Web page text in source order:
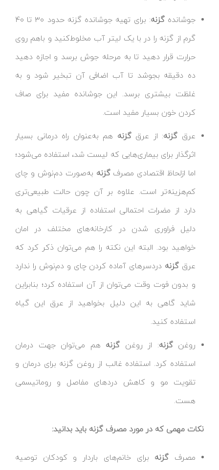
جوشاندهگزنه
: برای تهیه جوشانده گزنه حدود ۳۰ تا ۴۰
گرم از گزنه را در با یک لیتر آب مخلوط‌کنید و باهم روی
حرارت قرار دهید تا به مرحله جوش برسد و اجازه دهید
ده دقیقه بجوشد تا آب اضافی آن تبخیر شود و به
غلظت بیشتری برسد. این جوشانده مفید برای صاف
کردن خون بسیار مفید است.
عرق گزنه: از عرقگزنه هم به‌عنوان راه درمانی بسیار
اثرگذار برای بیماری‌هایی که لیست شد، استفاده می‌شود؛
اما ازلحاظ اقتصادی مصرفگزنه به‌صورت دم‌نوش و چای
کم‌هزینه‌تر است. علاوه بر آن چون حالت طبیعی‌تری
دارد از مضرات احتمالی استفاده از عرقیات گیاهی به
دلیل فراوری شدن در کارخانه‌های مختلف در امان
خواهید بود. البته این نکته را هم می‌توان ذکر کرد که
عرق گزنه دردسرهای آماده کردن چای و دم‌نوش را ندارد
و بدون فوت وقت می‌توان از آن استفاده کرد؛ بنابراین
شاید گاهی به این دلیل بخواهید از عرق این گیاه
استفاده کنید.
روغنگزنه: از روغن گزنه هم می‌توان جهت درمان
استفاده کرد. استفاده غالب از روغن گزنه برای درمان و
تقویت مو و کاهش دردهای مفاصل و روماتیسمی
هست.
نکات مهمی که در مورد مصرف گزنه باید بدانید:
مصرف گزنه برای خانم‌های باردار و کودکان توصیه